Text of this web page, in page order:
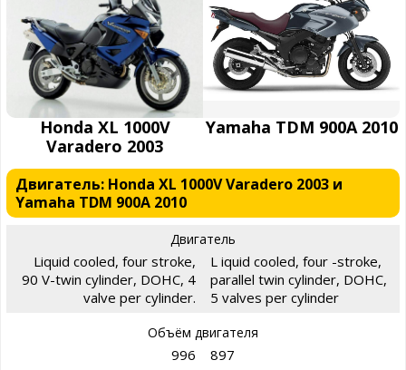
Honda XL 1000V
Varadero 2003
Yamaha TDM 900A 2010
Двигатель: Honda XL 1000V Varadero 2003 и
Yamaha TDM 900A 2010
Двигатель
Liquid cooled, four stroke,
90 V-twin cylinder, DOHC, 4
valve per cylinder.
L iquid cooled, four -stroke,
parallel twin cylinder, DOHC,
5 valves per cylinder
Объём двигателя
996 897